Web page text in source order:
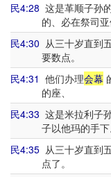
民4:28 这是革顺子孙
的、必在祭司
民4:30 从三十岁直到
要数点。
民4:31 他们办理会幕
的座、
民4:33 这是米拉利子
子以他玛的手下
民4:35 从三十岁直到
点了。